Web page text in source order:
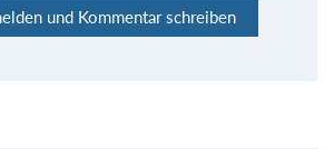
und Kommentar schreiben